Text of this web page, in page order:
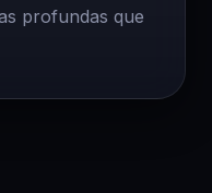
profundas que